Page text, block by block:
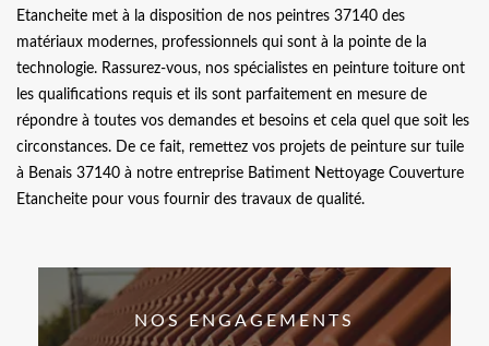
Etancheite met à la disposition de nos peintres 37140 des
matériaux modernes, professionnels qui sont à la pointe de la
technologie. Rassurez-vous, nos spécialistes en peinture toiture ont
les qualifications requis et ils sont parfaitement en mesure de
répondre à toutes vos demandes et besoins et cela quel que soit les
circonstances. De ce fait, remettez vos projets de peinture sur tuile
à Benais 37140 à notre entreprise Batiment Nettoyage Couverture
Etancheite pour vous fournir des travaux de qualité.
NOS ENGAGEMENTS